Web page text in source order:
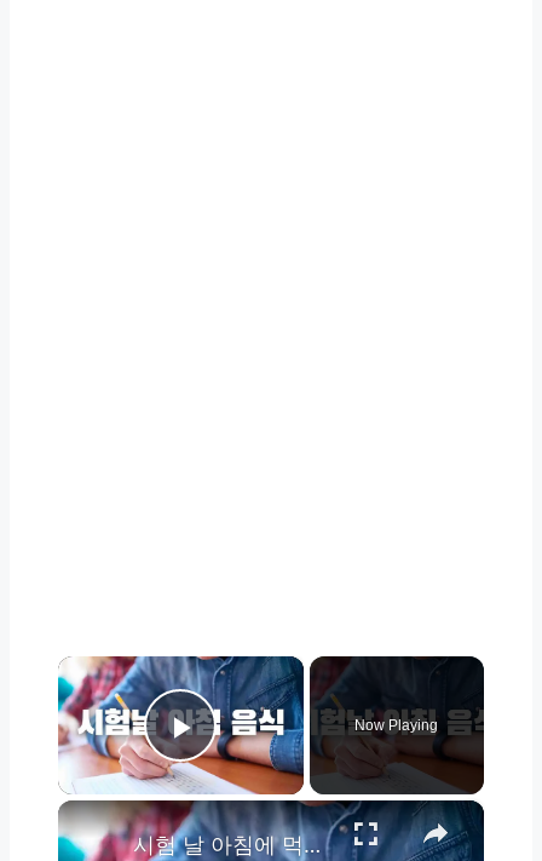
×
Play Video
Now Playing
×
시험 날 아침에 먹으면 좋은 음식 19가지